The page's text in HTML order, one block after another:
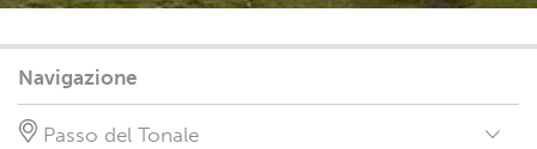
Navigazione
Passo del Tonale